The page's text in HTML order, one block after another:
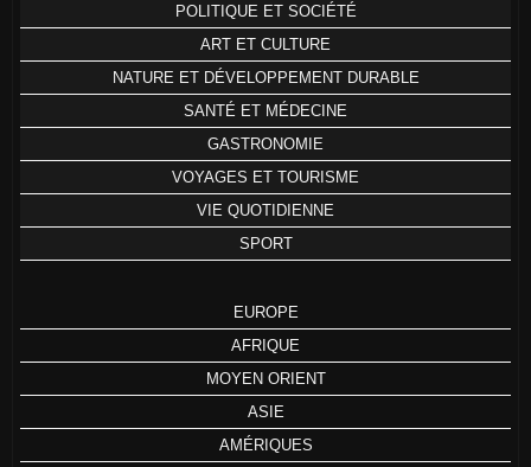
POLITIQUE ET SOCIÉTÉ
ART ET CULTURE
NATURE ET DÉVELOPPEMENT DURABLE
SANTÉ ET MÉDECINE
GASTRONOMIE
VOYAGES ET TOURISME
VIE QUOTIDIENNE
SPORT
EUROPE
AFRIQUE
MOYEN ORIENT
ASIE
AMÉRIQUES